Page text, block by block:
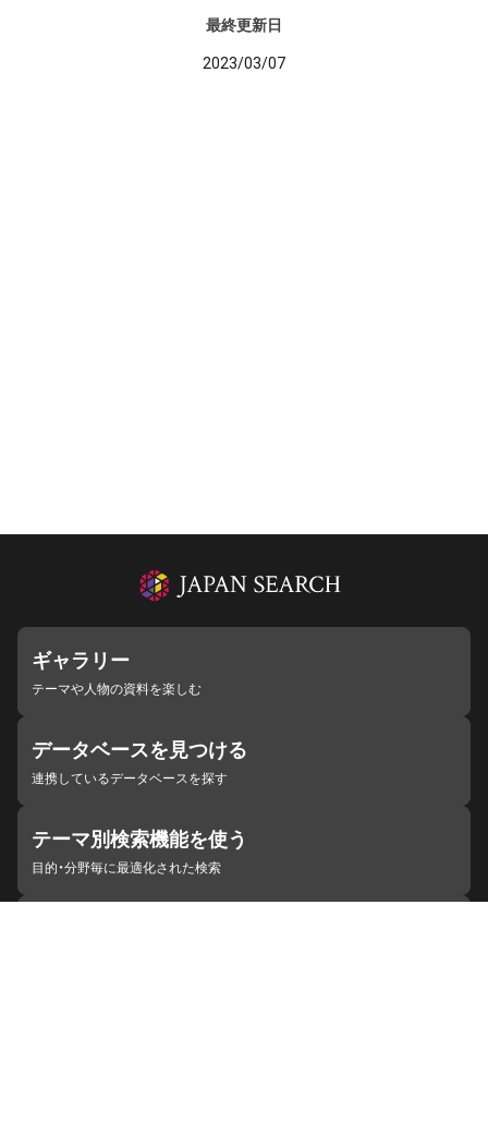
最終更新日
2023/03/07
ギャラリー
テーマや人物の資料を楽しむ
データベースを見つける
連携しているデータベースを探す
テーマ別検索機能を使う
目的・分野毎に最適化された検索